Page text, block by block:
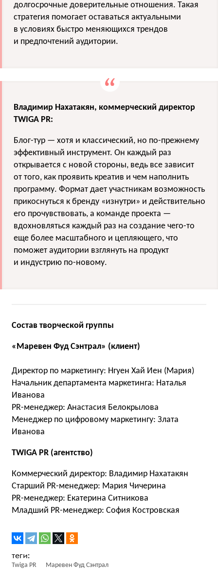
долгосрочные доверительные отношения. Такая
стратегия помогает оставаться актуальными
в условиях быстро меняющихся трендов
и предпочтений аудитории.
Владимир Нахатакян, коммерческий директор
TWIGA PR:
Блог-тур — хотя и классический, но по-прежнему
эффективный инструмент. Он каждый раз
открывается с новой стороны, ведь все зависит
от того, как проявить креатив и чем наполнить
программу. Формат дает участникам возможность
прикоснуться к бренду «изнутри» и действительно
его прочувствовать, а команде проекта —
вдохновляться каждый раз на создание чего-то
еще более масштабного и цепляющего, что
поможет аудитории взглянуть на продукт
и индустрию по-новому.
Состав творческой группы
«Маревен Фуд Сэнтрал» (клиент)
Директор по маркетингу: Нгуен Хай Иен (Мария)
Начальник департамента маркетинга: Наталья
Иванова
PR-менеджер: Анастасия Белокрылова
Менеджер по цифровому маркетингу: Злата
Иванова
TWIGA PR (агентство)
Коммерческий директор: Владимир Нахатакян
Старший PR-менеджер: Мария Чичерина
PR-менеджер: Екатерина Ситникова
Младший PR-менеджер: София Костровская
Twiga PR Маревен Фуд Сэнтрал